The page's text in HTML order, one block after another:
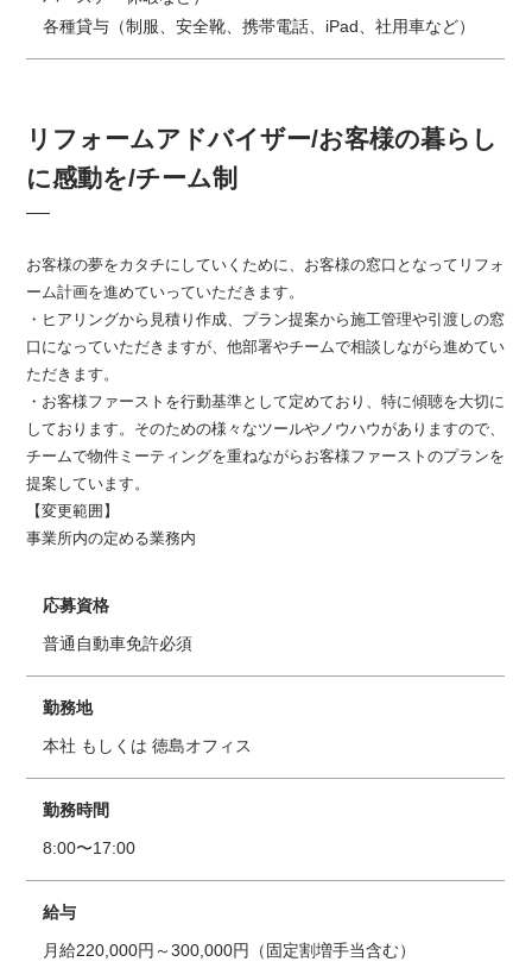
各種貸与（制服、安全靴、携帯電話、iPad、社用車など）
リフォームアドバイザー/お客様の暮らし
に感動を/チーム制
お客様の夢をカタチにしていくために、お客様の窓口となってリフォ
ーム計画を進めていっていただきます。
・ヒアリングから見積り作成、プラン提案から施工管理や引渡しの窓
口になっていただきますが、他部署やチームで相談しながら進めてい
ただきます。
・お客様ファーストを行動基準として定めており、特に傾聴を大切に
しております。そのための様々なツールやノウハウがありますので、
チームで物件ミーティングを重ねながらお客様ファーストのプランを
提案しています。
【変更範囲】
事業所内の定める業務内
応募資格
普通自動車免許必須
勤務地
本社 もしくは 徳島オフィス
勤務時間
8:00〜17:00
給与
月給220,000円～300,000円（固定割増手当含む）